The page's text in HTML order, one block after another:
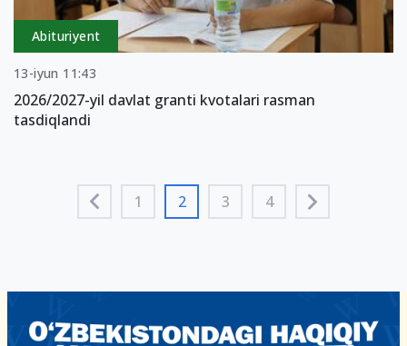
Abituriyent
13-iyun 11:43
2026/2027-yil davlat granti kvotalari rasman
tasdiqlandi
1 2 3 4